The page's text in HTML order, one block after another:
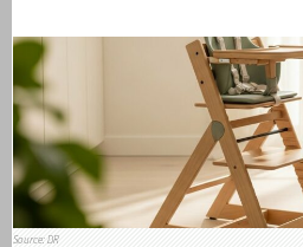
Source: DR